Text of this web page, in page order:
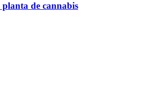
de cannabis